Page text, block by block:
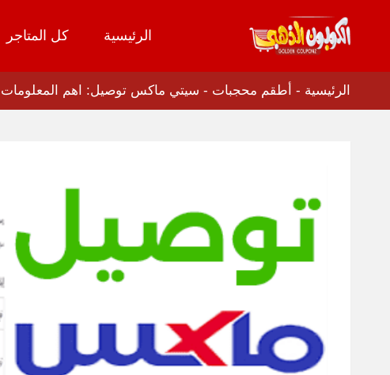
تخطي
المحتوى
الرئيسية كل المتاجر
الرئيسية - أطقم محجبات - سيتي ماكس توصيل: اهم المعلومات